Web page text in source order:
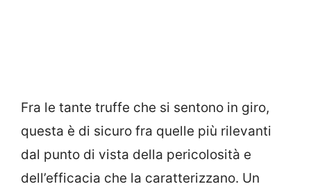
Fra le tante truffe che si sentono in giro,
questa è di sicuro fra quelle più rilevanti
dal punto di vista della pericolosità e
dell’efficacia che la caratterizzano. Un